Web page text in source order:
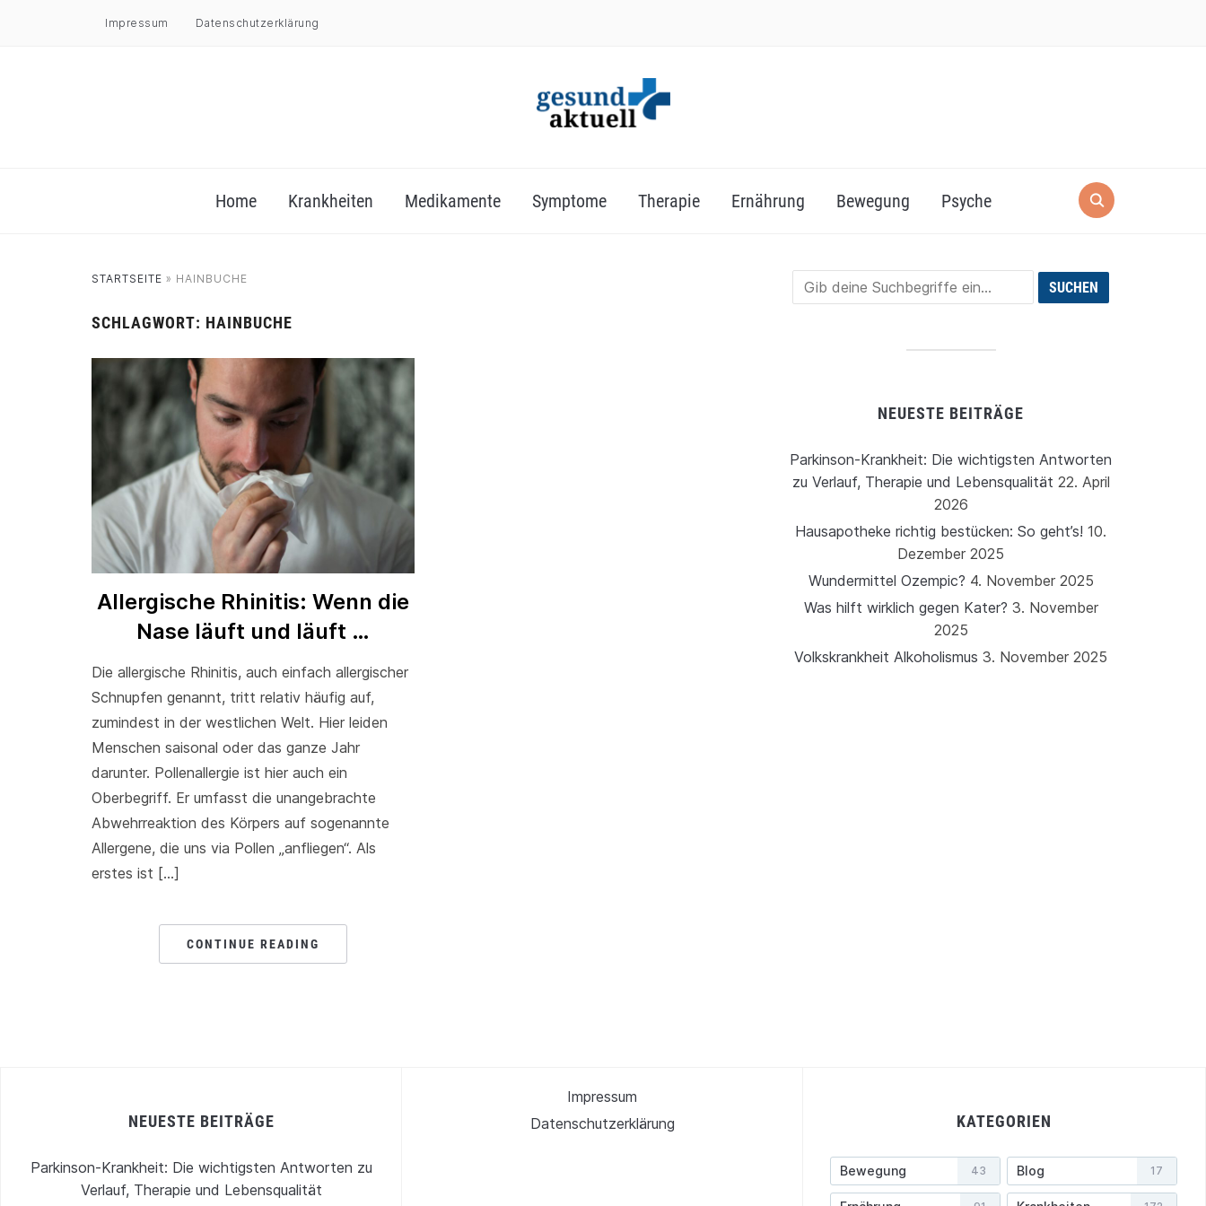
Impressum Datenschutzerklärung
Home Krankheiten Medikamente Symptome Therapie Ernährung Bewegung Psyche
STARTSEITE » HAINBUCHE
SCHLAGWORT: HAINBUCHE
Allergische Rhinitis: Wenn die
Nase läuft und läuft …
Die allergische Rhinitis, auch einfach allergischer
Schnupfen genannt, tritt relativ häufig auf,
zumindest in der westlichen Welt. Hier leiden
Menschen saisonal oder das ganze Jahr
darunter. Pollenallergie ist hier auch ein
Oberbegriff. Er umfasst die unangebrachte
Abwehrreaktion des Körpers auf sogenannte
Allergene, die uns via Pollen „anfliegen“. Als
erstes ist […]
CONTINUE READING
NEUESTE BEITRÄGE
Parkinson-Krankheit: Die wichtigsten Antworten
zu Verlauf, Therapie und Lebensqualität 22. April
2026
Hausapotheke richtig bestücken: So geht’s! 10.
Dezember 2025
Wundermittel Ozempic? 4. November 2025
Was hilft wirklich gegen Kater? 3. November
2025
Volkskrankheit Alkoholismus 3. November 2025
NEUESTE BEITRÄGE
Parkinson-Krankheit: Die wichtigsten Antworten zu
Verlauf, Therapie und Lebensqualität
Impressum
Datenschutzerklärung
KATEGORIEN
Bewegung 43 Blog 17